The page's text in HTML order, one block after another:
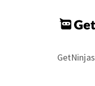
GetNinjas